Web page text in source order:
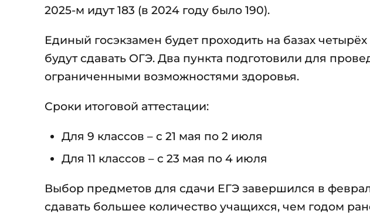
2025-м идут 183 (в 2024 году было 190).
Единый госэкзамен будет проходить на базах
будут сдавать ОГЭ. Два пункта подготовили для
ограниченными возможностями здоровья.
Сроки итоговой аттестации:
Для 9 классов – с 21 мая по 2 июля
Для 11 классов – с 23 мая по 4 июля
Выбор предметов для сдачи ЕГЭ завершился в
сдавать большее количество учащихся, чем годом